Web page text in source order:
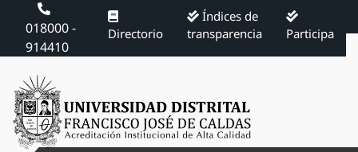
018000 -
914410
Directorio
Índices de
transparencia
Participa